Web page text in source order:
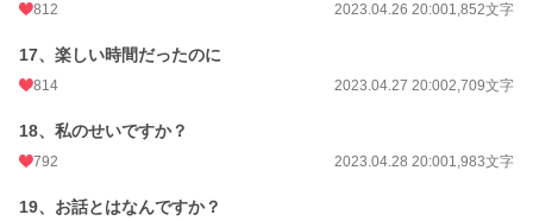
812 2023.04.26 20:001,852文字
17、楽しい時間だったのに
814 2023.04.27 20:002,709文字
18、私のせいですか？
792 2023.04.28 20:001,983文字
19、お話とはなんですか？